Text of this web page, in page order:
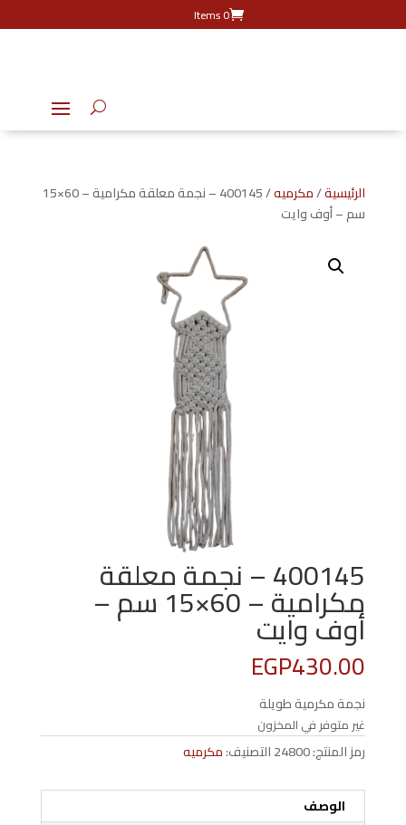
0 Items
الرئيسية/مكرميه
/ 400145 – نجمة معلقة مكرامية – 60×15
سم – أوف وايت
400145 – نجمة معلقة
مكرامية – 60×15 سم –
أوف وايت
EGP430.00
نجمة مكرمية طويلة
غير متوفر في المخزون
رمز المنتج:24800التصنيف:مكرميه
الوصف